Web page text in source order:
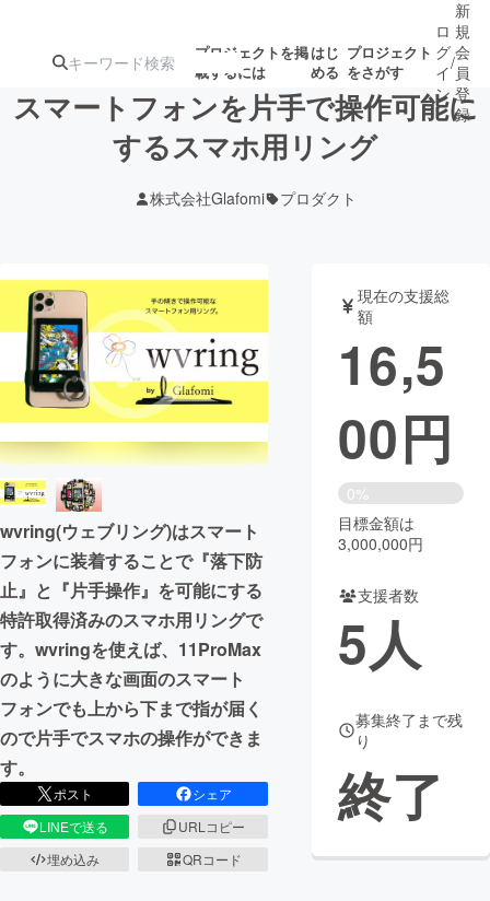
プロジェクトを掲
載するには
はじ
める
プロジェクト
をさがす
注目の新着プロ
ジェクト
募集終了が近いプ
ロジェクト
音楽
テクノロジー・ガジェット ゲーム・
映像・映画 書籍・雑誌
ビジネス・起業 チャレンジ
まちづくり・地域活性化
CAMPFIRE for Social Good
CAMPFIRE Creation
CAMPFIREふるさと納税machi-ya コミュニティ
ロ
グ
イ
ン
/
新
規
会
員
登
録
スマートフォンを片手で操作可能に
するスマホ用リング
株式会社Glafomi プロダクト
wvring(ウェブリング)はスマート
フォンに装着することで『落下防
止』と『片手操作』を可能にする
特許取得済みのスマホ用リングで
す。wvringを使えば、11ProMax
のように大きな画面のスマート
フォンでも上から下まで指が届く
ので片手でスマホの操作ができま
す。
ポスト
シェア
LINEで送る
URLコピー
埋め込み
QRコード
現在の支援総
額
16,5
00円
0%
目標金額は
3,000,000円
支援者数
5人
募集終了まで残
り
終了